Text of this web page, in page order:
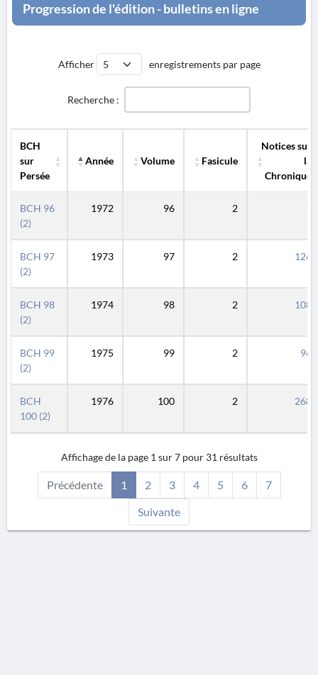
Progression de l'édition - bulletins en ligne
Afficher enregistrements par page
Recherche :
BCH
sur
Persée
Année Volume Fasicule
Notices sur
la
Chronique
sur
Persée
BCH 96
(2)
1972 96 2 1
BCH 97
(2)
1973 97 2 126
BCH 98
(2)
1974 98 2 108
BCH 99
(2)
1975 99 2 96
BCH
100 (2)
1976 100 2 268
Affichage de la page 1 sur 7 pour 31 résultats
Précédente 1 2 3 4 5 6
7
Suivante